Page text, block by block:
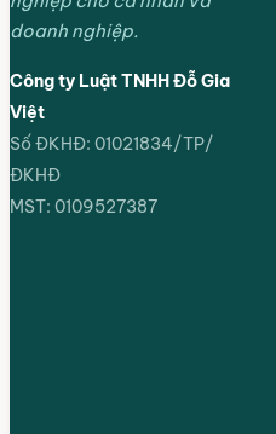
doanh nghiệp.
Công ty Luật TNHH Đỗ Gia
Việt
Số ĐKHĐ: 01021834/TP/
ĐKHĐ
MST: 0109527387